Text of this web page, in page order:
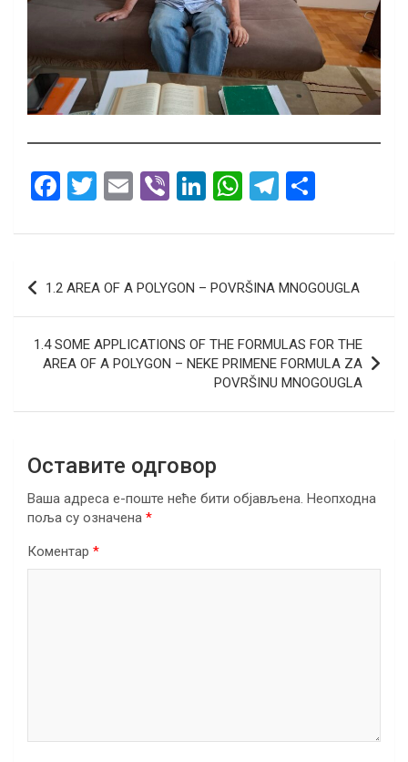
F
ce
b
o
o
k
T
tt
er
E
ail
Vi
er
Li
ke
dI
n
W
at
s
A
p
p
T
e
gr
a
m
ar
e
Кретање
чланка
1.2 AREA OF A POLYGON – POVRŠINA MNOGOUGLA
1.4 SOME APPLICATIONS OF THE FORMULAS FOR THE
AREA OF A POLYGON – NEKE PRIMENE FORMULA ZA
POVRŠINU MNOGOUGLA
Оставите одговор
Ваша адреса е-поште неће бити објављена. Неопходна
поља су означена *
Коментар *